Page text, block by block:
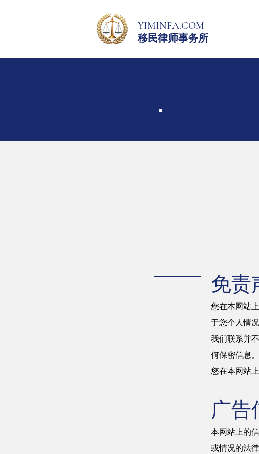
YIMINFA.COM
移民律师事务所
免
免责
您在本网站
于您个人情
我们联系并
何保密信息。
您在本网站
广告
本网站上的
或情况的法